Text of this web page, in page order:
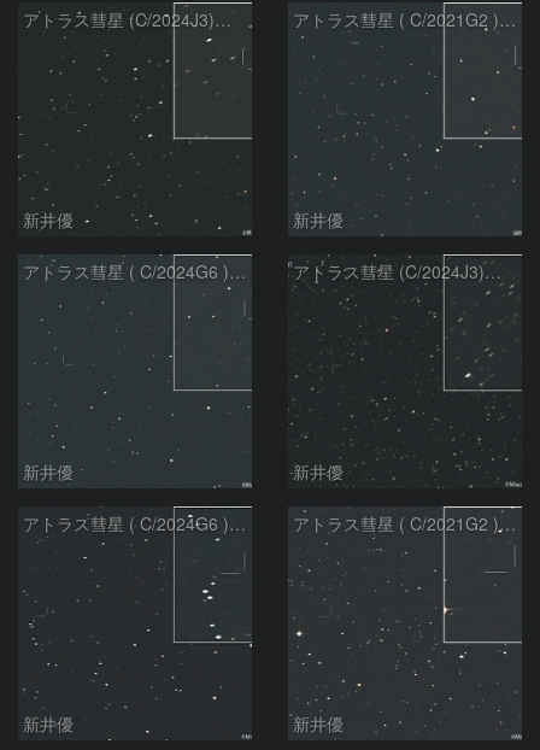
アトラス彗星 (C/2024J3)：2026/07/26
新井優
アトラス彗星 ( C/2021G2 )：2026/07/09
新井優
アトラス彗星 ( C/2024G6 )：2026/07/09
新井優
アトラス彗星 (C/2024J3)：2026/07/09
新井優
アトラス彗星 ( C/2024G6 )：2026/07/08
新井優
アトラス彗星 ( C/2021G2 )：2026/07/08
新井優